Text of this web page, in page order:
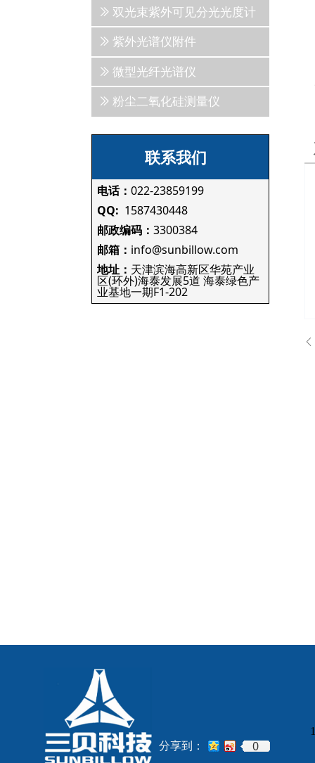
ꄴ
ꅀ 双光束紫外可见分光光度计
ꅀ 紫外光谱仪附件
ꅀ 微型光纤光谱仪
ꅀ 粉尘二氧化硅测量仪
电话： 022-23859199
QQ: 1587430448
邮政编码： 3300384
邮箱： info@sunbillow.com
地址： 天津滨海高新区华苑产业
区(环外)海泰发展5道 海泰绿色产
业基地一期F1-202
联系我们
分享到： 0